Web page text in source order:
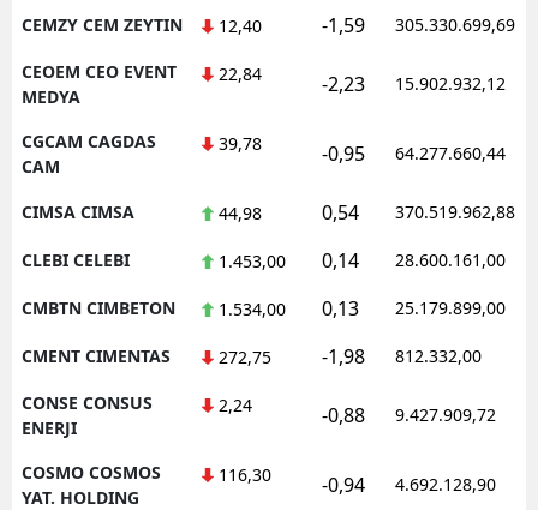
CEMZY CEM ZEYTIN 12,40 -1,59 305.330.699,69
CEOEM CEO EVENT
MEDYA
22,84 -2,23 15.902.932,12
CGCAM CAGDAS
CAM
39,78 -0,95 64.277.660,44
CIMSA CIMSA 44,98 0,54 370.519.962,88
CLEBI CELEBI 1.453,00 0,14 28.600.161,00
CMBTN CIMBETON 1.534,00 0,13 25.179.899,00
CMENT CIMENTAS 272,75 -1,98 812.332,00
CONSE CONSUS
ENERJI
2,24 -0,88 9.427.909,72
COSMO COSMOS
YAT. HOLDING
116,30 -0,94 4.692.128,90